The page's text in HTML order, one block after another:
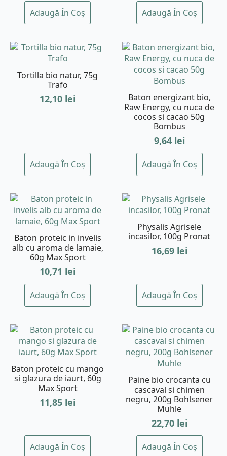
Adaugă În Coș Adaugă În Coș
Tortilla bio natur, 75g
Trafo
12,10 lei
Adaugă În Coș
Baton energizant bio,
Raw Energy, cu nuca de
cocos si cacao 50g
Bombus
9,64 lei
Adaugă În Coș
Baton proteic in invelis
alb cu aroma de lamaie,
60g Max Sport
10,71 lei
Adaugă În Coș
Physalis Agrisele
incasilor, 100g Pronat
16,69 lei
Adaugă În Coș
Baton proteic cu mango
si glazura de iaurt, 60g
Max Sport
11,85 lei
Adaugă În Coș
Paine bio crocanta cu
cascaval si chimen
negru, 200g Bohlsener
Muhle
22,70 lei
Adaugă În Coș